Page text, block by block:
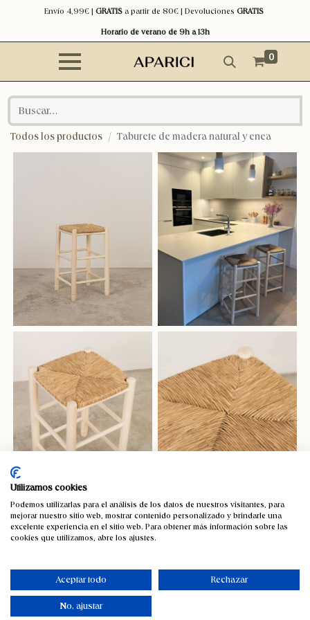
Envío 4,99€ | GRATISa partir de 80€ | Devoluciones GRATIS
Horario de verano de 9h a 13h
0
Todos los productos Taburete de madera natural y enea
Utilizamos cookies
Podemos utilizarlas para el análisis de los datos de nuestros visitantes, para
mejorar nuestro sitio web, mostrar contenido personalizado y brindarle una
excelente experiencia en el sitio web. Para obtener más información sobre las
cookies que utilizamos, abre los ajustes.
Aceptar todo Rechazar
No, ajustar